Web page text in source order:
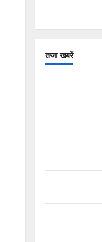
तजा खबरें